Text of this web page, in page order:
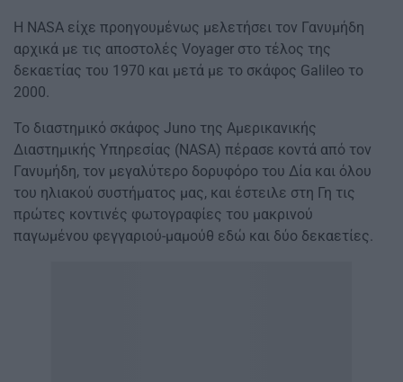
Η NASA είχε προηγουμένως μελετήσει τον Γανυμήδη
αρχικά με τις αποστολές Voyager στο τέλος της
δεκαετίας του 1970 και μετά με το σκάφος Galileo το
2000.
Το διαστημικό σκάφος Juno της Αμερικανικής
Διαστημικής Υπηρεσίας (NASA) πέρασε κοντά από τον
Γανυμήδη, τον μεγαλύτερο δορυφόρο του Δία και όλου
του ηλιακού συστήματος μας, και έστειλε στη Γη τις
πρώτες κοντινές φωτογραφίες του μακρινού
παγωμένου φεγγαριού-μαμούθ εδώ και δύο δεκαετίες.